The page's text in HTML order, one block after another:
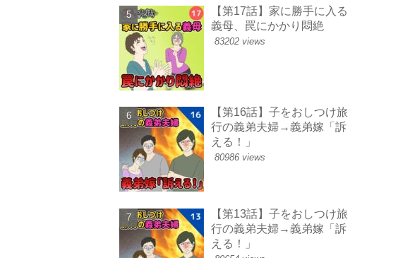
【第17話】家に勝手に入る
義母、罠にかかり悶絶
83202 views
【第16話】子をおしつけ旅
行の義弟夫婦→義弟嫁「訴
える！」
80986 views
【第13話】子をおしつけ旅
行の義弟夫婦→義弟嫁「訴
える！」